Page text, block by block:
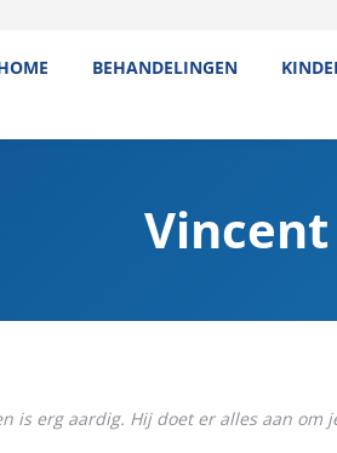
BEHANDELINGEN
is erg aardig. Hij doet er alles aan om